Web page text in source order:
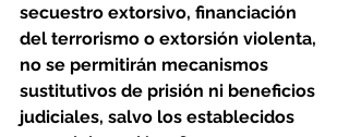
secuestro extorsivo, financiación
del terrorismo o extorsión violenta,
no se permitirán mecanismos
sustitutivos de prisión ni beneficios
judiciales, salvo los establecidos